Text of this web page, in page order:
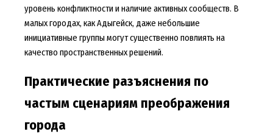
уровень конфликтности и наличие активных сообществ. В
малых городах, как Адыгейск, даже небольшие
инициативные группы могут существенно повлиять на
качество пространственных решений.
Практические разъяснения по
частым сценариям преображения
города